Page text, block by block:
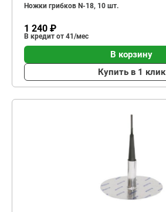
Ножки грибков N-18, 10 шт.
1 240 ₽
В кредит от 41/мес
В корзину
Купить в 1 клик